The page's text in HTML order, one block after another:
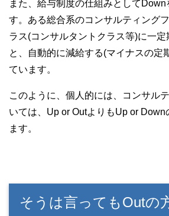
また、給与制度の仕組みとしてDown
す。ある総合系のコンサルティング
ラス(コンサルタントクラス等)に一定
と、自動的に減給する(マイナスの定
ています。
このように、個人的には、コンサル
いては、Up or OutよりもUp or Down
ます。
そうは言ってもOutの